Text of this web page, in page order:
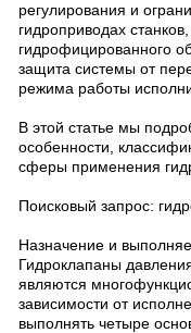
регулирования и
гидроприводах
гидрофицированного
защита системы от
режима работы
В этой статье мы
особенности,
сферы применения
Поисковый запрос:
Назначение и
Гидроклапаны
являются
зависимости от
выполнять четыре